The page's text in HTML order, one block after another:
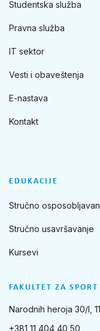
FAKULTET ZA SPORT
Narodnih heroja 30/I,
+381 11 404 40 50
Studentska služba
Pravna služba
IT sektor
Vesti i obaveštenja
E-nastava
Kontakt
EDUKACIJE
Stručno
Stručno usavršavanje
Kursevi